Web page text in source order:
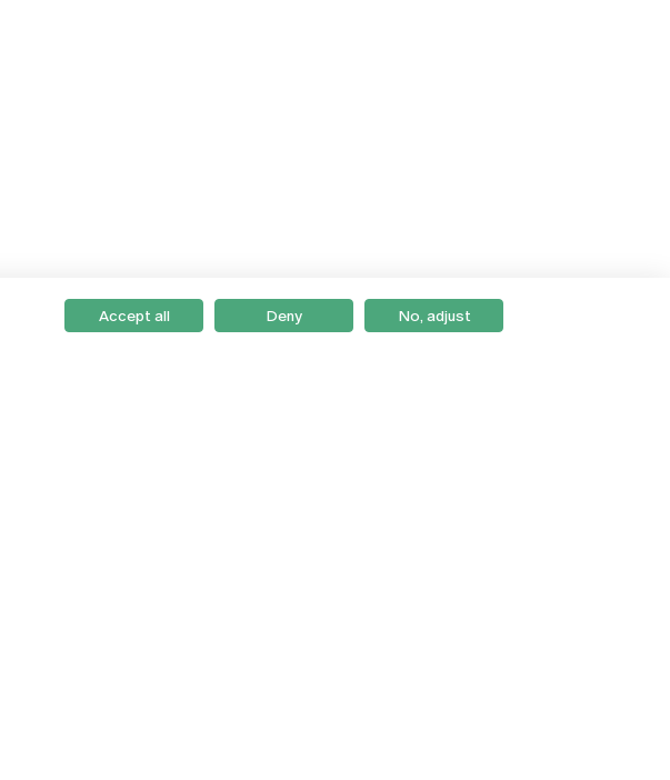
Accept all Deny No, adjust